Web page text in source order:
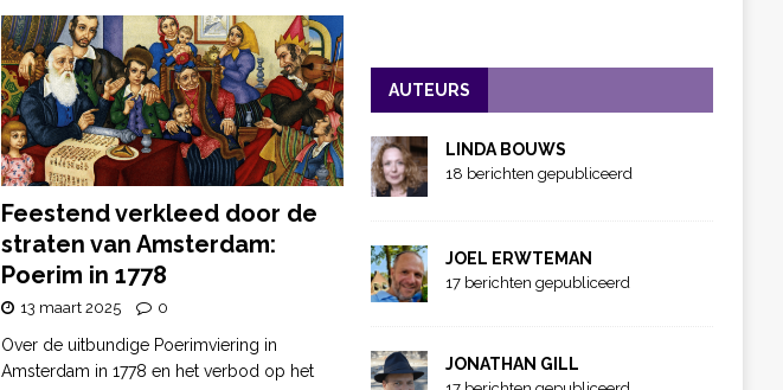
Feestend verkleed door de
straten van Amsterdam:
Poerim in 1778
13 maart 2025 0
Over de uitbundige Poerimviering in
Amsterdam in 1778 en het verbod op het
AUTEURS
LINDA BOUWS
18 berichten gepubliceerd
JOEL ERWTEMAN
17 berichten gepubliceerd
JONATHAN GILL